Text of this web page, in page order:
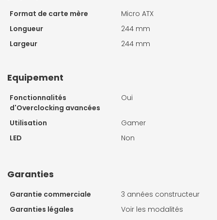
Format de carte mère
Micro ATX
Longueur
244 mm
Largeur
244 mm
Equipement
Fonctionnalités
d'Overclocking avancées
Oui
Utilisation
Gamer
LED
Non
Garanties
Garantie commerciale
3 années constructeur
Garanties légales
Voir les modalités